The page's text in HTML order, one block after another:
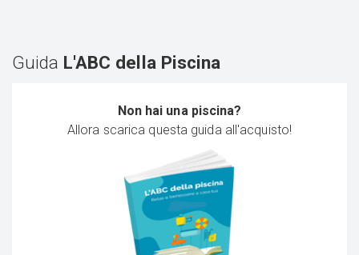
Guida L'ABC della Piscina
Non hai una piscina?
Allora scarica questa guida all'acquisto!